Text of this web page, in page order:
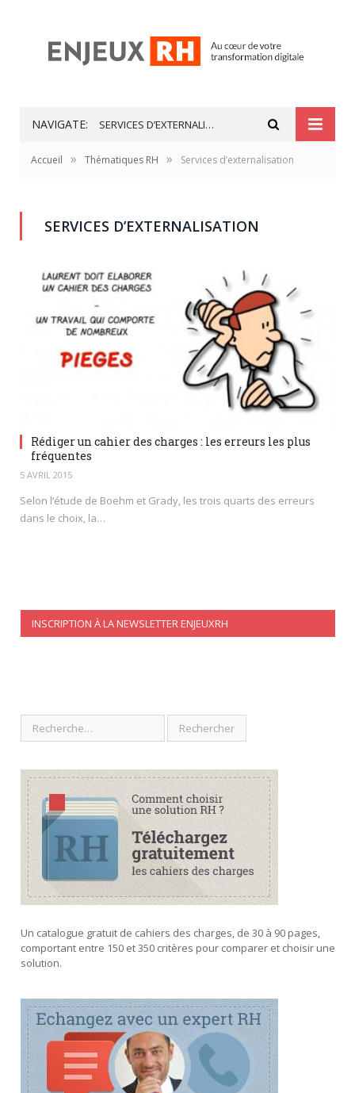
NAVIGATE: SERVICES D’EXTERNALISATION
Accueil » Thématiques RH » Services d’externalisation
SERVICES D’EXTERNALISATION
Rédiger un cahier des charges : les erreurs les plus
fréquentes
5 AVRIL 2015
Selon l’étude de Boehm et Grady, les trois quarts des erreurs
dans le choix, la…
INSCRIPTION À LA NEWSLETTER ENJEUXRH
Un catalogue gratuit de cahiers des charges, de 30 à 90 pages,
comportant entre 150 et 350 critères pour comparer et choisir une
solution.